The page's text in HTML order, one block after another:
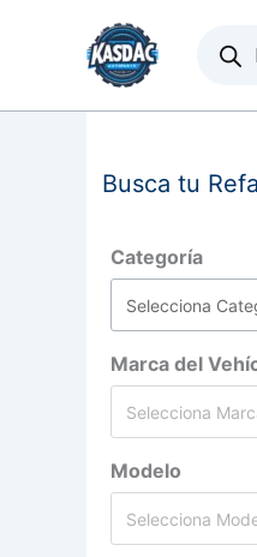
contenido
Busca tu
Categoría
Marca del
Modelo